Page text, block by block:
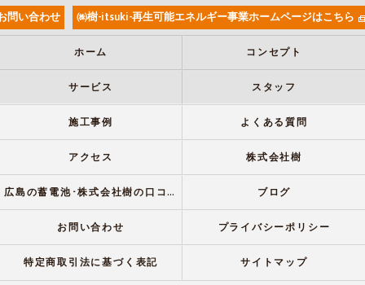
問い合わせ ㈱樹-itsuki-再生可能エネルギー事業ホームページはこちら
ホーム コンセプト
サービス スタッフ
施工事例 よくある質問
アクセス 株式会社樹
広島の蓄電池･株式会社樹の口コミ情報 ブログ
お問い合わせ プライバシーポリシー
特定商取引法に基づく表記 サイトマップ